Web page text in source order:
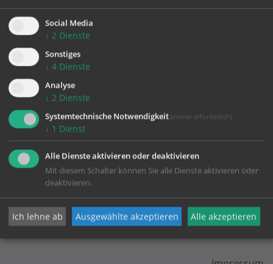
Bitte akzeptieren Sie
die Seite neu
KONTAKT
Social Media
↓ 2 Dienste
Sonstiges
↓ 4 Dienste
Analyse
↓ 2 Dienste
Systemtechnische Notwendigkeit (immer erforderlich)
↓ 1 Dienst
Alle Dienste aktivieren oder deaktivieren
Mit diesem Schalter können Sie alle Dienste aktivieren oder
deaktivieren.
Ich lehne ab Ausgewählte akzeptieren Alle akzeptieren